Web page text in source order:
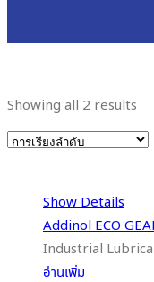
Showing all 2 results
Show Details
Addinol ECO
Industrial
อ่านเพิ่ม